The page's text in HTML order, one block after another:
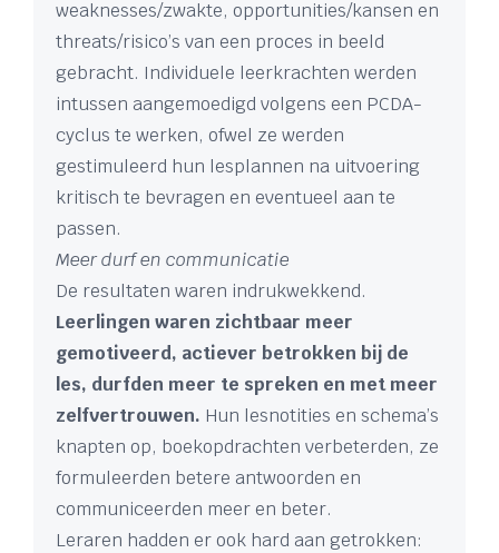
weaknesses/zwakte, opportunities/kansen en
threats/risico’s van een proces in beeld
gebracht. Individuele leerkrachten werden
intussen aangemoedigd volgens een PCDA-
cyclus te werken, ofwel ze werden
gestimuleerd hun lesplannen na uitvoering
kritisch te bevragen en eventueel aan te
passen.
Meer durf en communicatie
De resultaten waren indrukwekkend.
Leerlingen waren zichtbaar meer
gemotiveerd, actiever betrokken bij de
les, durfden meer te spreken en met meer
zelfvertrouwen. Hun lesnotities en schema’s
knapten op, boekopdrachten verbeterden, ze
formuleerden betere antwoorden en
communiceerden meer en beter.
Leraren hadden er ook hard aan getrokken: